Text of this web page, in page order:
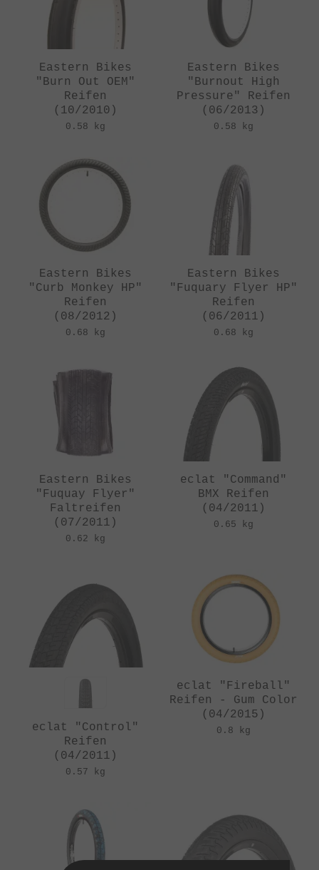
Eastern Bikes
"Burn Out OEM"
Reifen
(10/2010)
0.58 kg
Eastern Bikes
"Burnout High
Pressure" Reifen
(06/2013)
0.58 kg
Eastern Bikes
"Curb Monkey HP"
Reifen
(08/2012)
0.68 kg
Eastern Bikes
"Fuquary Flyer HP"
Reifen
(06/2011)
0.68 kg
Eastern Bikes
"Fuquay Flyer"
Faltreifen
(07/2011)
0.62 kg
eclat "Command"
BMX Reifen
(04/2011)
0.65 kg
eclat "Control"
Reifen
(04/2011)
0.57 kg
eclat "Fireball"
Reifen - Gum Color
(04/2015)
0.8 kg